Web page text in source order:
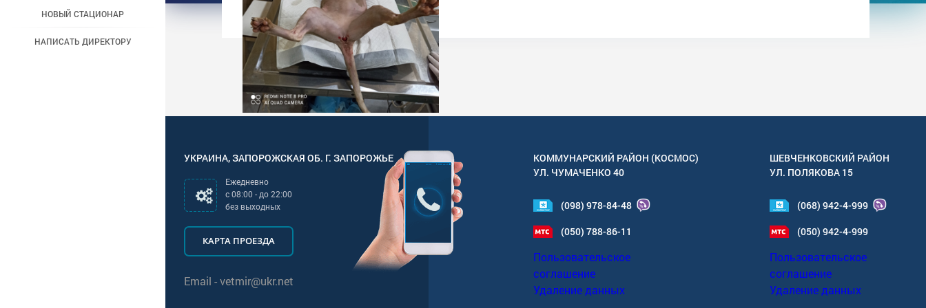
НОВЫЙ СТАЦИОНАР
НАПИСАТЬ ДИРЕКТОРУ
УКРАИНА,ЗАПОРОЖСКАЯ ОБ. Г. ЗАПОРОЖЬЕ
Ежедневно
с08:00 - до22:00
без выходных
КАРТА ПРОЕЗДА
Email -vetmir@ukr.net
КОММУНАРСКИЙ РАЙОН (КОСМОС)
УЛ. ЧУМАЧЕНКО 40
(098) 978-84-48
(050) 788-86-11
Пользовательское
соглашение
Удаление данных
ШЕВЧЕНКОВСКИЙ РАЙОН
УЛ. ПОЛЯКОВА 15
(068) 942-4-999
(050) 942-4-999
Пользовательское
соглашение
Удаление данных